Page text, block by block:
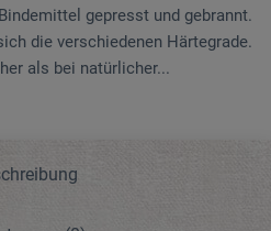
gepresst und gebrannt.
die verschiedenen Härtegrade.
als bei natürlicher...